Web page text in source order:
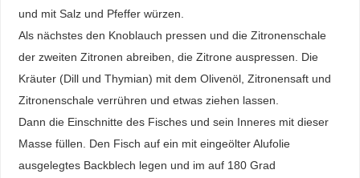
und mit Salz und Pfeffer würzen.
Als nächstes den Knoblauch pressen und die Zitronenschale
der zweiten Zitronen abreiben, die Zitrone auspressen. Die
Kräuter (Dill und Thymian) mit dem Olivenöl, Zitronensaft und
Zitronenschale verrühren und etwas ziehen lassen.
Dann die Einschnitte des Fisches und sein Inneres mit dieser
Masse füllen. Den Fisch auf ein mit eingeölter Alufolie
ausgelegtes Backblech legen und im auf 180 Grad